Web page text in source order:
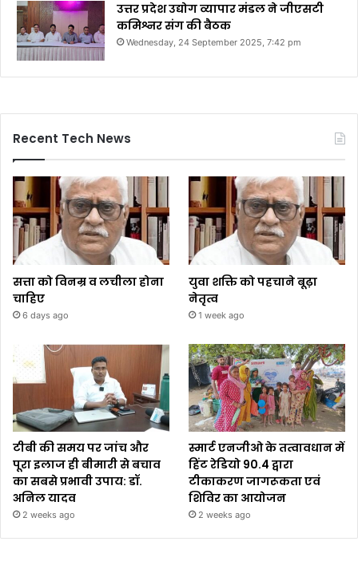
उत्तर प्रदेश उद्योग व्यापार मंडल ने जीएसटी
कमिश्नर संग की बैठक
Wednesday, 24 September 2025, 7:42 pm
Recent Tech News
सत्ता को विनम्र व लचीला होना
चाहिए
6 days ago
युवा शक्ति को पहचाने बूढ़ा
नेतृत्व
1 week ago
टीबी की समय पर जांच और
पूरा इलाज ही बीमारी से बचाव
का सबसे प्रभावी उपाय: डॉ.
अनिल यादव
2 weeks ago
स्मार्ट एनजीओ के तत्वावधान में
हिंट रेडियो 90.4 द्वारा
टीकाकरण जागरूकता एवं
शिविर का आयोजन
2 weeks ago